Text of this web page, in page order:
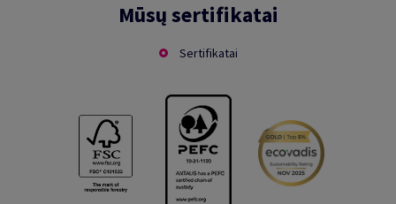
Mūsų sertifikatai
Sertifikatai